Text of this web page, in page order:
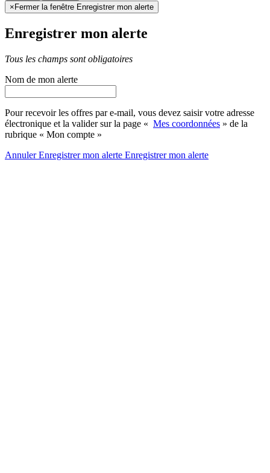
× Fermer la fenêtre Enregistrer mon alerte
Enregistrer mon alerte
Tous les champs sont obligatoires
Nom de mon alerte
Pour recevoir les offres par e-mail, vous devez saisir votre adresse
électronique et la valider sur la page « Mes coordonnées » de la
rubrique « Mon compte »
AnnulerEnregistrer mon alerte Enregistrermon alerte